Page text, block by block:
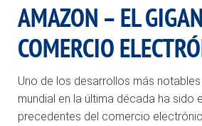
AMAZON – EL
COMERCIO
Uno de los desarrollos más
mundial en la última década ha sido
precedentes del comercio